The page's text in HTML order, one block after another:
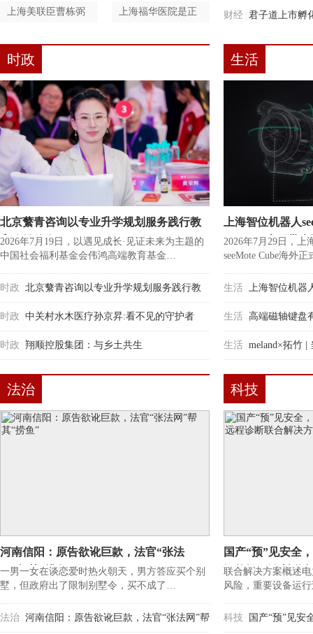
上海美联臣曹栋弼
上海福华医院是正
领导题字送鼓励，
壮语春晚更努力
吴川市双创办督查
城区部分市政础建
项目
湖口公路分局看望
慰问一线治超执法
人员
法治丨汇款进行
时，警方来电……
高质量发展
财经 君子道上市孵
时政
北京蘩青咨询以专业升学规划服务践行教
育公益使命
2026年7月19日，以遇见成长·见证未来为主题的
中国社会福利基金会伟鸿高端教育基金…
时政 北京蘩青咨询以专业升学规划服务践行教
育公益使命
时政 中关村水木医疗孙京昇:看不见的守护者
时政 翔顺控股集团：与乡土共生
生活
上海智位机器人
visionOS应用带
2026年7月29日，上
seeMote Cube海外
生活 上海智位机器
visionOS应用带来
生活 高端磁轴键盘
看得见
生活 meland×拓竹 |
育新生态
法治
河南信阳：原告欲讹巨款，法官“张法
网”帮其“捞鱼”
一男一女在谈恋爱时热火朝天，男方答应买个别
墅，但政府出了限制别墅令，买不成了…
法治 河南信阳：原告欲讹巨款，法官“张法网”帮
科技
国产“预”见安全
智能远程诊断联
联合解决方案概述
风险，重要设备运
科技 国产“预”见安